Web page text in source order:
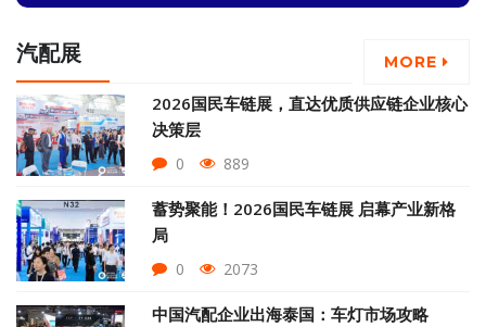
汽配展 MORE
2026国民车链展，直达优质供应链企业核心
决策层
0 889
蓄势聚能！2026国民车链展 启幕产业新格
局
0 2073
中国汽配企业出海泰国：车灯市场攻略